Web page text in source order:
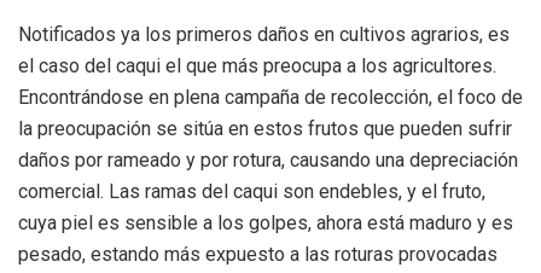
Notificados ya los primeros daños en cultivos agrarios, es
el caso del caqui el que más preocupa a los agricultores.
Encontrándose en plena campaña de recolección, el foco de
la preocupación se sitúa en estos frutos que pueden sufrir
daños por rameado y por rotura, causando una depreciación
comercial. Las ramas del caqui son endebles, y el fruto,
cuya piel es sensible a los golpes, ahora está maduro y es
pesado, estando más expuesto a las roturas provocadas